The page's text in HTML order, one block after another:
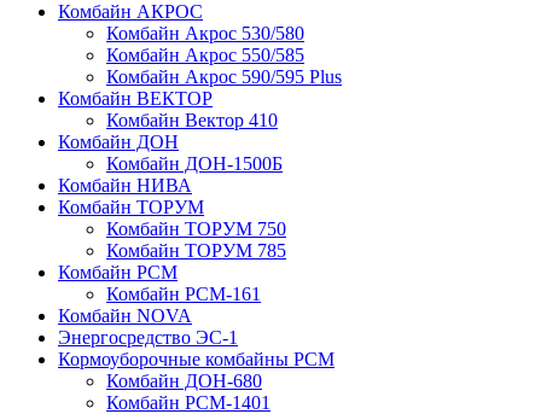
Комбайн АКРОС
Комбайн Акрос 530/580
Комбайн Акрос 550/585
Комбайн Акрос 590/595 Plus
Комбайн ВЕКТОР
Комбайн Вектор 410
Комбайн ДОН
Комбайн ДОН-1500Б
Комбайн НИВА
Комбайн ТОРУМ
Комбайн ТОРУМ 750
Комбайн ТОРУМ 785
Комбайн РСМ
Комбайн РСМ-161
Комбайн NOVA
Энергосредство ЭС-1
Кормоуборочные комбайны РСМ
Комбайн ДОН-680
Комбайн РСМ-1401